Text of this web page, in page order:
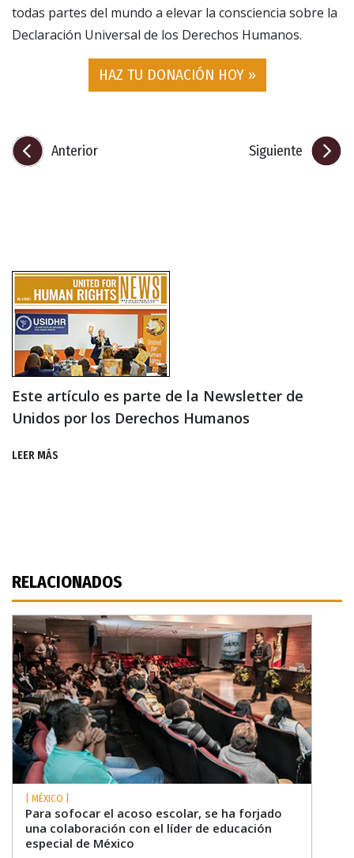
todas partes del mundo a elevar la consciencia sobre la
Declaración Universal de los Derechos Humanos.
HAZ TU DONACIÓN HOY »
Anterior Siguiente
Este artículo es parte de la Newsletter de
Unidos por los Derechos Humanos
LEER MÁS
RELACIONADOS
| MÉXICO |
Para sofocar el acoso escolar, se ha forjado
una colaboración con el líder de educación
especial de México